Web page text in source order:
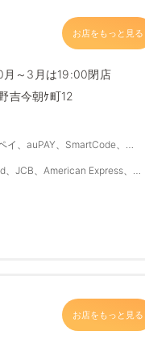
お店をもっと見る
～3月は19:00閉店
吉今朝ｹ町12
、auPAY、SmartCode、
JCB、American Express、
お店をもっと見る